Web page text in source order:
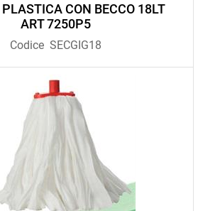
CON BECCO 18LT
ART 7250P5
Codice SECGIG18